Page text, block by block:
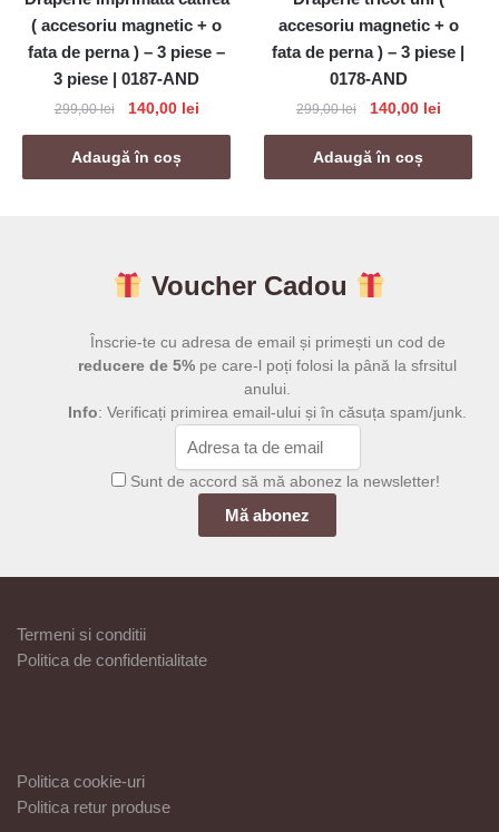
( accesoriu magnetic + o
fata de perna ) – 3 piese –
3 piese | 0187-AND
299,00lei
Prețul
inițial
a
fost:
140,00 leiPrețul
curent
140,00 lei.
Adaugă în coș
accesoriu magnetic + o
fata de perna ) – 3 piese |
0178-AND
299,00lei
Prețul
inițial
a
fost:
140,00 leiPrețul
curent
140,00
Adaugă în coș
Voucher Cadou
Înscrie-te cu adresa de email și primești un cod de
reducere de 5% pe care-l poți folosi la până la sfrsitul
anului.
Info: Verificați primirea email-ului și în căsuța spam/junk.
Sunt de accord să mă abonez la newsletter!
Termeni si conditii
Politica de confidentialitate
Politica cookie-uri
Politica retur produse